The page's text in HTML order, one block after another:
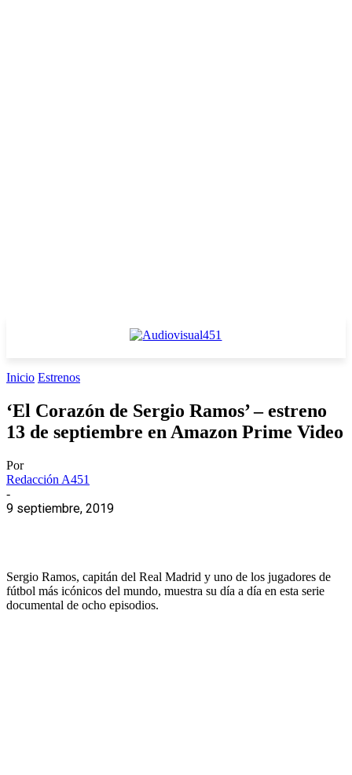
Inicio Estrenos
‘El Corazón de Sergio Ramos’ – estreno
13 de septiembre en Amazon Prime Video
Por
Redacción A451
-
9 septiembre, 2019
Sergio Ramos, capitán del Real Madrid y uno de los jugadores de
fútbol más icónicos del mundo, muestra su día a día en esta serie
documental de ocho episodios.